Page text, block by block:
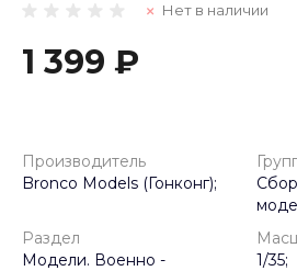
Нет в наличии
1 399 ₽
Производитель
Bronco Models (Гонконг);
Раздел
Модели. Военно -
1/35;